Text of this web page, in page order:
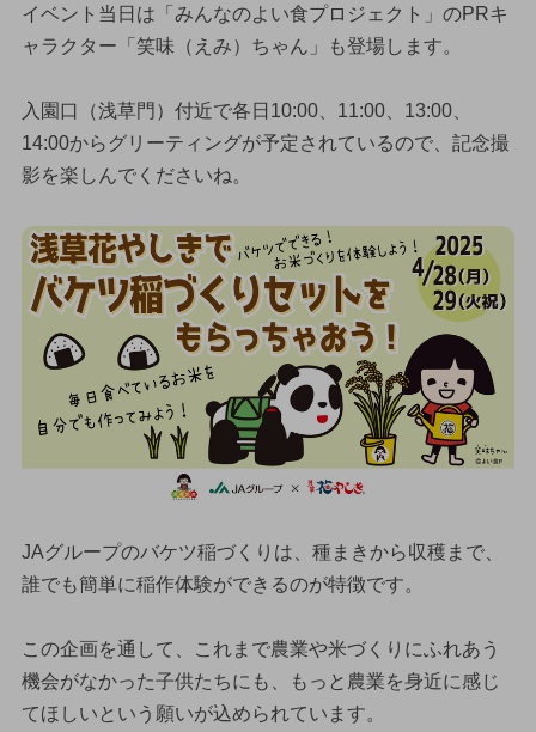
イベント当日は「みんなのよい食プロジェクト」のPRキ
ャラクター「笑味（えみ）ちゃん」も登場します。
入園口（浅草門）付近で各日10:00、11:00、13:00、
14:00からグリーティングが予定されているので、記念撮
影を楽しんでくださいね。
JAグループのバケツ稲づくりは、種まきから収穫まで、
誰でも簡単に稲作体験ができるのが特徴です。
この企画を通して、これまで農業や米づくりにふれあう
機会がなかった子供たちにも、もっと農業を身近に感じ
てほしいという願いが込められています。